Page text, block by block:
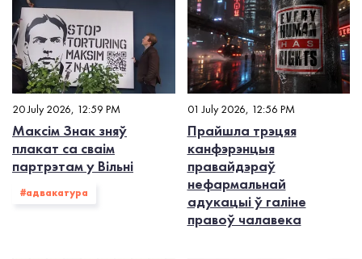
20 July 2026, 12:59 PM
Максім Знак зняў
плакат са сваім
партрэтам у Вільні
#адвакатура
01 July 2026, 12:56 PM
Прайшла трэцяя
канфэрэнцыя
правайдэраў
нефармальнай
адукацыі ў галіне
правоў чалавека